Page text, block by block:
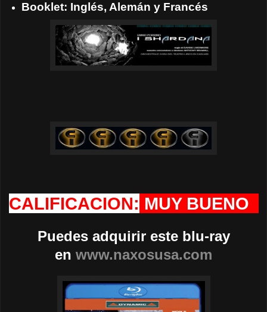
Booklet: Inglés, Alemán y Francés
CALIFICACION: MUY BUENO
Puedes adquirir este blu-ray
en www.naxosusa.com